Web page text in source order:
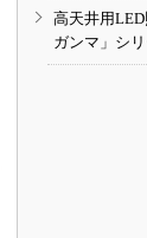
高天井用
ガンマ」シ